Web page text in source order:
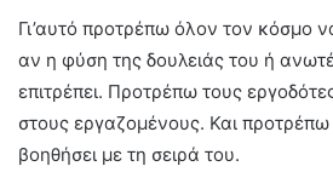
Γι’αυτό προτρέπω όλον τον κόσμο
αν η φύση της δουλειάς του ή
επιτρέπει. Προτρέπω τους
στους εργαζομένους. Και
βοηθήσει με τη σειρά του.